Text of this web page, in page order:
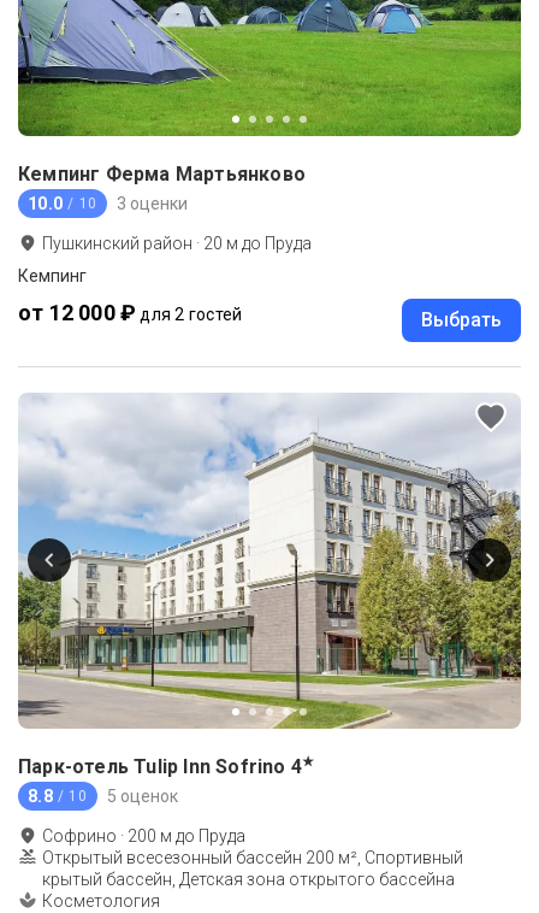
Кемпинг Ферма Мартьянково
10.0 / 10 3 оценки
Пушкинский район · 20 м до Пруда
Кемпинг
от 12 000 ₽ для 2 гостей Выбрать
Парк-отель Tulip Inn Sofrino 4★
8.8 / 10 5 оценок
Софрино · 200 м до Пруда
Открытый всесезонный бассейн 200 м², Спортивный
крытый бассейн, Детская зона открытого бассейна
Косметология